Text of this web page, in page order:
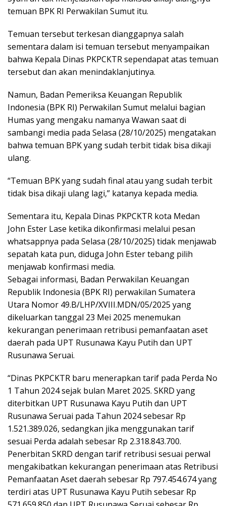
temuan BPK RI Perwakilan Sumut itu.
Temuan tersebut terkesan dianggapnya salah
sementara dalam isi temuan tersebut menyampaikan
bahwa Kepala Dinas PKPCKTR sependapat atas temuan
tersebut dan akan menindaklanjutinya.
Namun, Badan Pemeriksa Keuangan Republik
Indonesia (BPK RI) Perwakilan Sumut melalui bagian
Humas yang mengaku namanya Wawan saat di
sambangi media pada Selasa (28/10/2025) mengatakan
bahwa temuan BPK yang sudah terbit tidak bisa dikaji
ulang.
“Temuan BPK yang sudah final atau yang sudah terbit
tidak bisa dikaji ulang lagi,” katanya kepada media.
Sementara itu, Kepala Dinas PKPCKTR kota Medan
John Ester Lase ketika dikonfirmasi melalui pesan
whatsappnya pada Selasa (28/10/2025) tidak menjawab
sepatah kata pun, diduga John Ester tebang pilih
menjawab konfirmasi media.
Sebagai informasi, Badan Perwakilan Keuangan
Republik Indonesia (BPK RI) perwakilan Sumatera
Utara Nomor 49.B/LHP/XVIII.MDN/05/2025 yang
dikeluarkan tanggal 23 Mei 2025 menemukan
kekurangan penerimaan retribusi pemanfaatan aset
daerah pada UPT Rusunawa Kayu Putih dan UPT
Rusunawa Seruai.
“Dinas PKPCKTR baru menerapkan tarif pada Perda No
1 Tahun 2024 sejak bulan Maret 2025. SKRD yang
diterbitkan UPT Rusunawa Kayu Putih dan UPT
Rusunawa Seruai pada Tahun 2024 sebesar Rp
1.521.389.026, sedangkan jika menggunakan tarif
sesuai Perda adalah sebesar Rp 2.318.843.700.
Penerbitan SKRD dengan tarif retribusi sesuai perwal
mengakibatkan kekurangan penerimaan atas Retribusi
Pemanfaatan Aset daerah sebesar Rp 797.454.674 yang
terdiri atas UPT Rusunawa Kayu Putih sebesar Rp